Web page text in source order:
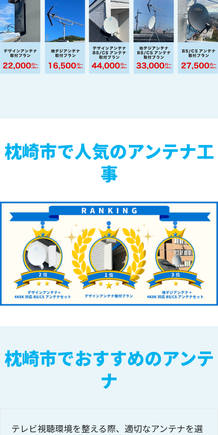
枕崎市で人気のアンテナ工
事
枕崎市でおすすめのアンテ
ナ
テレビ視聴環境を整える際、適切なアンテナを選